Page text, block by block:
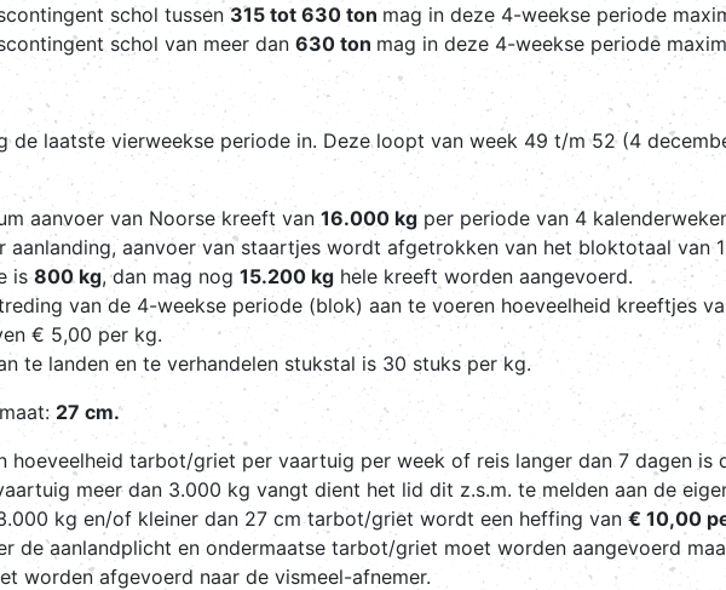
schol tussen315 tot 630 ton mag in deze 4-weekse periode
schol van meer dan 630 ton mag in deze 4-weekse periode
de laatste vierweekse periode in. Deze loopt van week 49 t/m 52 (4
aanvoer van Noorse kreeft van 16.000 kg per periode van 4
aanlanding, aanvoer van staartjes wordt afgetrokken van het bloktotaal van
is800 kg, dan mag nog 15.200 kg hele kreeft worden aangevoerd.
van de 4-weekse periode (blok) aan te voeren hoeveelheid kreeftjes
€ 5,00 per kg.
te landen en te verhandelen stukstal is 30 stuks per kg.
27 cm.
hoeveelheid tarbot/griet per vaartuig per week of reis langer dan 7 dagen is
meer dan 3.000 kg vangt dient het lid dit z.s.m. te melden aan de
kg en/of kleiner dan 27 cm tarbot/griet wordt een heffing van € 10,00
de aanlandplicht en ondermaatse tarbot/griet moet worden aangevoerd
worden afgevoerd naar de vismeel-afnemer.